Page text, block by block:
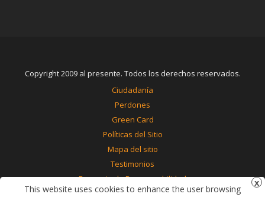
Copyright 2009 al presente. Todos los derechos reservados.
Ciudadanía
Perdones
Green Card
Políticas del Sitio
Mapa del sitio
Testimonios
Renuncia de Responsabilidad
Contáctenos
This website uses cookies to enhance the user browsing